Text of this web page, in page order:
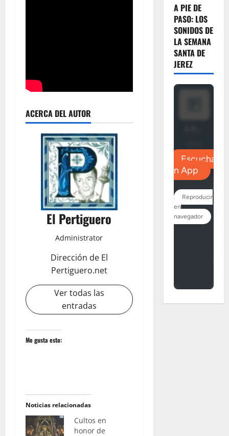
ACERCA DEL AUTOR
El Pertiguero
Administrator
Dirección de El
Pertiguero.net
Ver todas las
entradas
Me gusta esto:
Noticias relacionadas
Cultos en
honor de
A PIE DE
PASO: LOS
SONIDOS DE
LA SEMANA
SANTA DE
JEREZ